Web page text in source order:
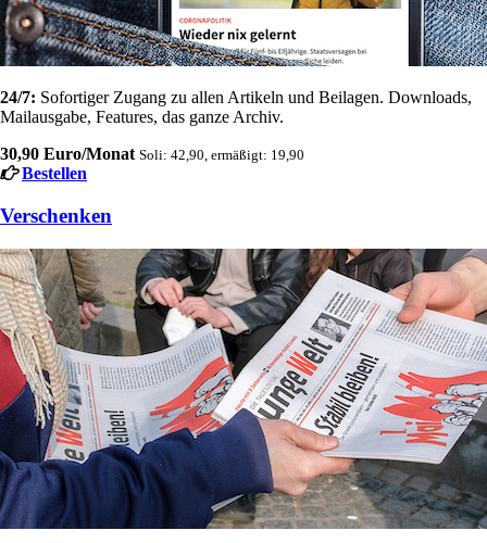
24/7: Sofortiger Zugang zu allen Artikeln und Beilagen. Downloads,
Mailausgabe, Features, das ganze Archiv.
30,90 Euro/Monat Soli: 42,90, ermäßigt: 19,90
Bestellen
Verschenken